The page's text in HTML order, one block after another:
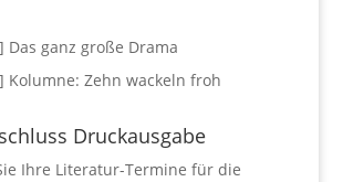
Das ganz große Drama
Kolumne: Zehn wackeln froh
Druckausgabe
Ihre Literatur-Termine für die